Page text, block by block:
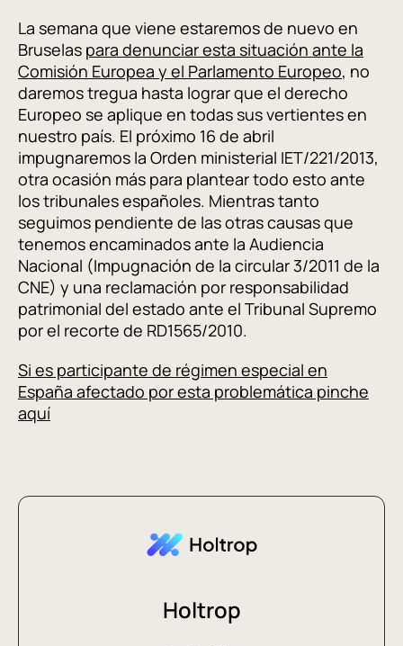
La semana que viene estaremos de nuevo en
Bruselas para denunciar esta situación ante la
Comisión Europea y el Parlamento Europeo, no
daremos tregua hasta lograr que el derecho
Europeo se aplique en todas sus vertientes en
nuestro país. El próximo 16 de abril
impugnaremos la Orden ministerial IET/221/2013,
otra ocasión más para plantear todo esto ante
los tribunales españoles. Mientras tanto
seguimos pendiente de las otras causas que
tenemos encaminados ante la Audiencia
Nacional (Impugnación de la circular 3/2011 de la
CNE) y una reclamación por responsabilidad
patrimonial del estado ante el Tribunal Supremo
por el recorte de RD1565/2010.
Si es participante de régimen especial en
España afectado por esta problemática pinche
aquí
Holtrop